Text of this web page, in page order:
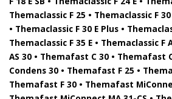
Themaclassic F 25 • Themaclassic F
• Themaclassic F 30 E Plus •
Themaclassic F 35 E • Themaclassic F
AS 30 • Themafast C 30 • Themafast
Condens 30 • Themafast F 25 •
Themafast F 30 • Themafast